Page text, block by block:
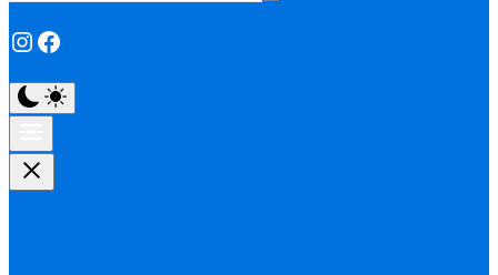
Instagram
Facebook